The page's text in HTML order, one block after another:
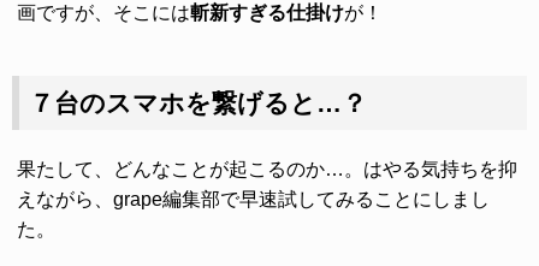
画ですが、そこには斬新すぎる仕掛けが！
７台のスマホを繋げると…？
果たして、どんなことが起こるのか…。はやる気持ちを抑
えながら、grape編集部で早速試してみることにしまし
た。